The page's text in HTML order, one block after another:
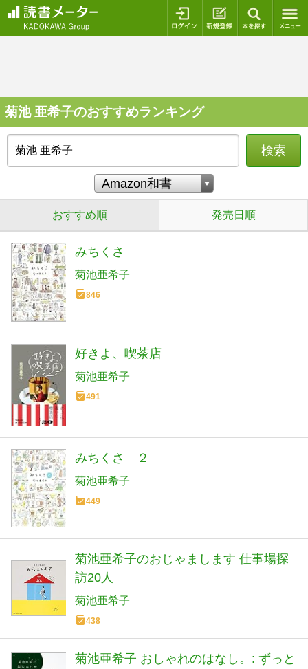
ログイン 新規登録
菊池 亜希子のおすすめランキング
検索
おすすめ順 発売日順
みちくさ
菊池亜希子
846
好きよ、喫茶店
菊池亜希子
491
みちくさ ２
菊池亜希子
449
菊池亜希子のおじゃまします 仕事場探
訪20人
菊池亜希子
438
菊池亜希子 おしゃれのはなし。: ずっと